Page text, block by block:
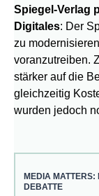
Spiegel-Verlag
Digitales: Der
zu
voranzutreiben.
stärker auf die
gleichzeitig
wurden jedoch
MEDIA MATTERS:
DEBATTE